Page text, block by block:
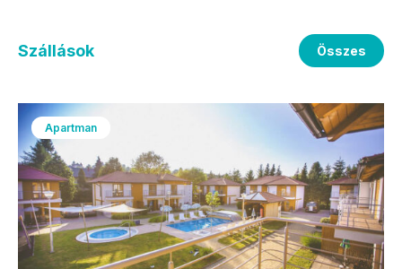
Szállások Összes
Apartman